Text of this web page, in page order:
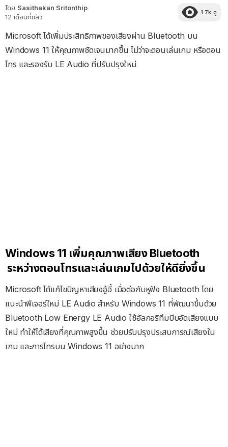
โดย Sasithakan Sritonthip
12 เดือนที่แล้ว
1.7k ดู
Microsoft ได้เพิ่มประสิทธิภาพของเสียงผ่าน Bluetooth บน
Windows 11 ให้คุณภาพชัดเจนมากขึ้น ไม่ว่าจะตอนเล่นเกม หรือตอน
โทร และรองรับ LE Audio ที่ปรับปรุงใหม่
Windows 11 เพิ่มคุณภาพเสียง Bluetooth
ระหว่างตอนโทรและเล่นเกมไปด้วยให้ดียิ่งขึ้น
Microsoft ได้แก้ไขปัญหาเสียงอู้อี้ เมื่อต่อกับหูฟัง Bluetooth โดย
แนะนำฟีเจอร์ใหม่ LE Audio สำหรับ Windows 11 ที่พัฒนาขึ้นด้วย
Bluetooth Low Energy LE Audio ใช้อัลกอริทึมบีบอัดเสียงแบบ
ใหม่ ทำให้ได้เสียงที่คุณภาพสูงขึ้น ช่วยปรับปรุงประสบการณ์เสียงใน
เกม และการโทรบน Windows 11 อย่างมาก